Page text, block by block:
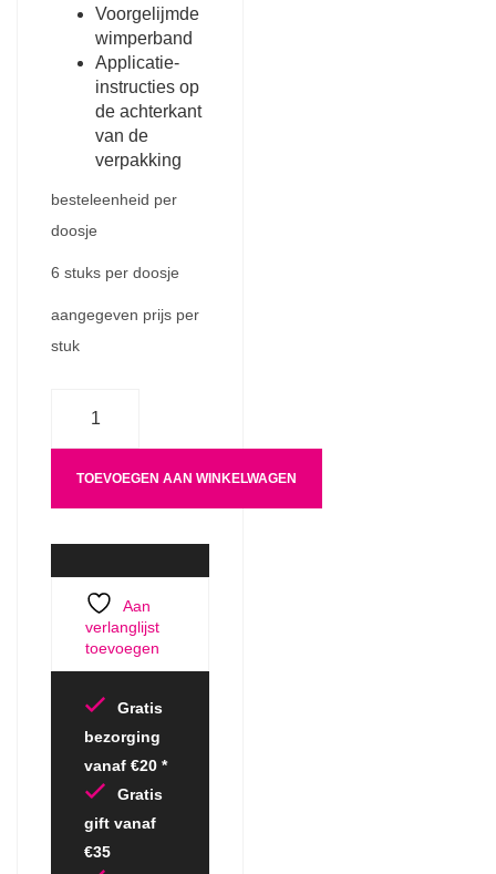
Voorgelijmde
wimperband
Applicatie-
instructies op
de achterkant
van de
verpakking
besteleenheid per
doosje
6 stuks per doosje
aangegeven prijs per
stuk
TOEVOEGEN AAN WINKELWAGEN
Aan
verlanglijst
toevoegen
Gratis
bezorging
vanaf €20 *
Gratis
gift vanaf
€35